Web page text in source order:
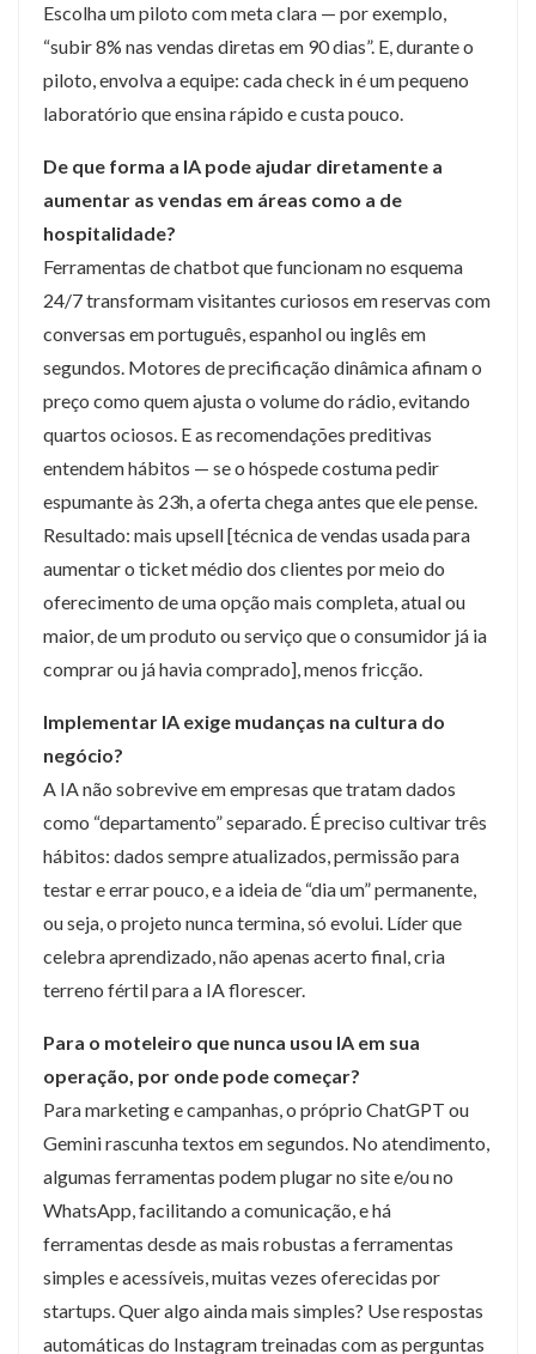
Escolha um piloto com meta clara — por exemplo,
“subir 8% nas vendas diretas em 90 dias”. E, durante o
piloto, envolva a equipe: cada check in é um pequeno
laboratório que ensina rápido e custa pouco.
De que forma a IA pode ajudar diretamente a
aumentar as vendas em áreas como a de
hospitalidade?
Ferramentas de chatbot que funcionam no esquema
24/7 transformam visitantes curiosos em reservas com
conversas em português, espanhol ou inglês em
segundos. Motores de precificação dinâmica afinam o
preço como quem ajusta o volume do rádio, evitando
quartos ociosos. E as recomendações preditivas
entendem hábitos — se o hóspede costuma pedir
espumante às 23h, a oferta chega antes que ele pense.
Resultado: mais upsell [técnica de vendas usada para
aumentar o ticket médio dos clientes por meio do
oferecimento de uma opção mais completa, atual ou
maior, de um produto ou serviço que o consumidor já ia
comprar ou já havia comprado], menos fricção.
Implementar IA exige mudanças na cultura do
negócio?
A IA não sobrevive em empresas que tratam dados
como “departamento” separado. É preciso cultivar três
hábitos: dados sempre atualizados, permissão para
testar e errar pouco, e a ideia de “dia um” permanente,
ou seja, o projeto nunca termina, só evolui. Líder que
celebra aprendizado, não apenas acerto final, cria
terreno fértil para a IA florescer.
Para o moteleiro que nunca usou IA em sua
operação, por onde pode começar?
Para marketing e campanhas, o próprio ChatGPT ou
Gemini rascunha textos em segundos. No atendimento,
algumas ferramentas podem plugar no site e/ou no
WhatsApp, facilitando a comunicação, e há
ferramentas desde as mais robustas a ferramentas
simples e acessíveis, muitas vezes oferecidas por
startups. Quer algo ainda mais simples? Use respostas
automáticas do Instagram treinadas com as perguntas